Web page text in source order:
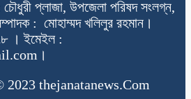
চৌধুরী প্লাজা, উপজেলা পরিষদ সংলগ্ন,
: মোহাম্মদ খলিলুর রহমান।
। ইমেইল :
thejanatanews.Com